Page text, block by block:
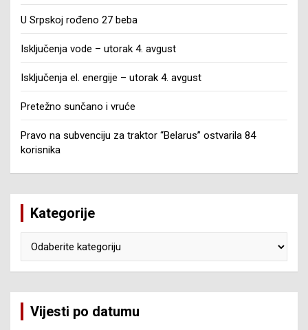
U Srpskoj rođeno 27 beba
Isključenja vode – utorak 4. avgust
Isključenja el. energije – utorak 4. avgust
Pretežno sunčano i vruće
Pravo na subvenciju za traktor “Belarus” ostvarila 84
korisnika
Kategorije
Vijesti po datumu